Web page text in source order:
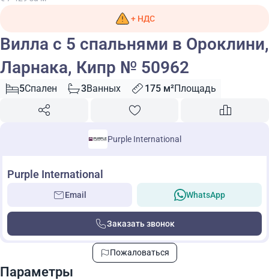
+ НДС
Вилла с 5 спальнями в Ороклини,
Ларнака, Кипр № 50962
5Спален 3Ванных 175 м²Площадь
Purple International
Purple International
Email WhatsApp
Заказать звонок
Пожаловаться
Параметры